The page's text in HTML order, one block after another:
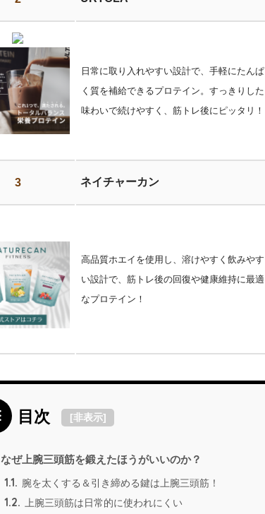
日常に取り入れやすい設計で、手軽にたんぱ
く質を補給できるプロテイン。すっきりした
味わいで続けやすく、筋トレ後にピッタリ！
3 ネイチャーカン
高品質ホエイを使用し、溶けやすく飲みやす
い設計で、筋トレ後の回復や健康維持に最適
なプロテイン！
目次 [非表示]
なぜ上腕三頭筋を鍛えたほうがいいのか？
1.1. 腕を太くする＆引き締める鍵は上腕三頭筋！
1.2. 上腕三頭筋は日常的に使われにくい